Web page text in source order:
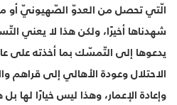
الّتي تحصل من العدوّ الصّهيونيّ أو من
شهدناها أخيرًا، ولكن هذا لا يعني
يدعوها إلى التّمسّك بما أخذته على
الاحتلال وعودة الأهالي إلى
وإعادة الإعمار، وهذا ليس خيارًا لها